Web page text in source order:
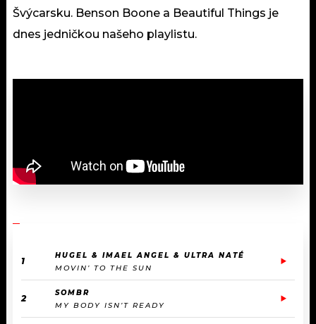
Švýcarsku. Benson Boone a Beautiful Things je
dnes jedničkou našeho playlistu.
1
HUGEL & IMAEL ANGEL & ULTRA NATÉ
MOVIN’ TO THE SUN
2
SOMBR
MY BODY ISN’T READY